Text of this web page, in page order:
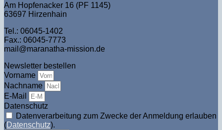
Am Hopfenacker 16 (PF 1145)
63697 Hirzenhain
Tel.: 06045-1402
Fax.: 06045-7773
mail@maranatha-mission.de
Newsletter bestellen
Vorname
Nachname
E-Mail
Datenschutz
Datenverarbeitung zum Zwecke der Anmeldung erlauben
(Datenschutz).